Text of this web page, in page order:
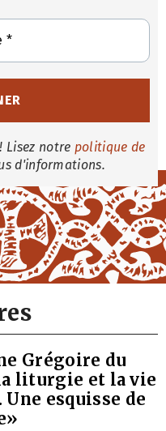
Lisez notre politique de
d'informations.
Grégoire du
liturgie et la vie
esquisse de